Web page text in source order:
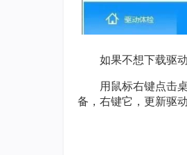
如果不想下载驱动
用鼠标右键点击桌
备，右键它，更新驱动